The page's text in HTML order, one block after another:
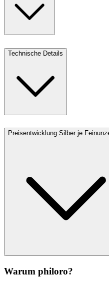
Technische Details
Preisentwicklung Silber je
Warum philoro?